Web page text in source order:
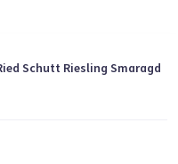
Schutt Riesling Smaragd